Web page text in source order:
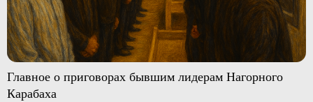
Главное о приговорах бывшим лидерам Нагорного
Карабаха